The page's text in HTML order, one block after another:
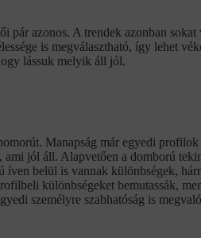
pár azonos. A trendek azonban
is megválasztható, így lehet
lássuk melyik áll jól.
Manapság már egyedi
jól áll. Alapvetően a domború
belül is vannak különbségek,
különbségeket bemutassák,
személyre szabhatóság is